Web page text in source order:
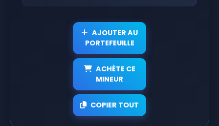
AJOUTER AU
PORTEFEUILLE
ACHÈTE CE
MINEUR
COPIER TOUT